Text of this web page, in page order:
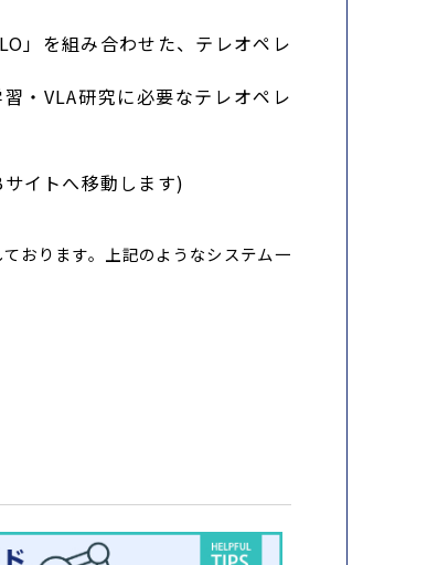
」を組み合わせた、テレオペレ
・VLA研究に必要なテレオペレ
イトへ移動します)
おります。上記のようなシステム一